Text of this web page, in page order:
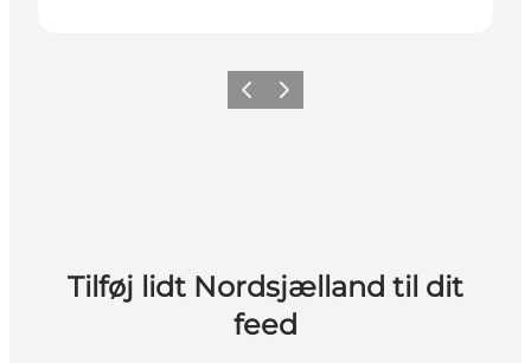
ForrigeNæste
Tilføj lidt Nordsjælland til dit
feed